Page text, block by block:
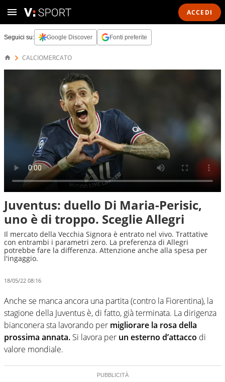
ACCEDI
Seguici su: Google Discover Fonti preferite
CALCIOMERCATO
Juventus: duello Di Maria-Perisic,
uno è di troppo. Sceglie Allegri
Il mercato della Vecchia Signora è entrato nel vivo. Trattative
con entrambi i parametri zero. La preferenza di Allegri
potrebbe fare la differenza. Attenzione anche alla spesa per
l'ingaggio.
18/05/22 08:16
Anche se manca ancora una partita (contro la Fiorentina), la
stagione della Juventus è, di fatto, già terminata. La dirigenza
bianconera sta lavorando per migliorare la rosa della
prossima annata. Si lavora per un esterno d’attacco di
valore mondiale.